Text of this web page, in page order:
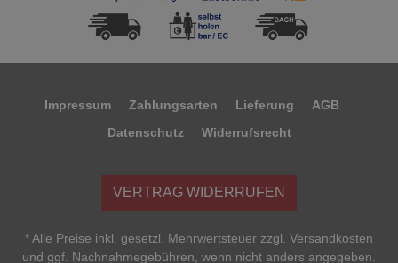
Impressum Zahlungsarten Lieferung
AGB
Datenschutz
Widerrufsrecht
VERTRAG WIDERRUFEN
* Alle Preise inkl. gesetzl. Mehrwertsteuer zzgl. Versandkosten
und ggf. Nachnahmegebühren, wenn nicht anders angegeben.